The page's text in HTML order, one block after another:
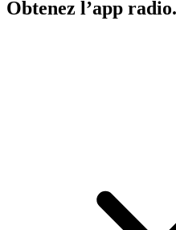
Obtenez l’app